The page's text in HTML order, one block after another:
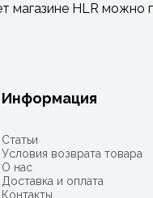
магазине HLR можно
Информация
Статьи
Условия возврата товара
О нас
Доставка и оплата
Контакты